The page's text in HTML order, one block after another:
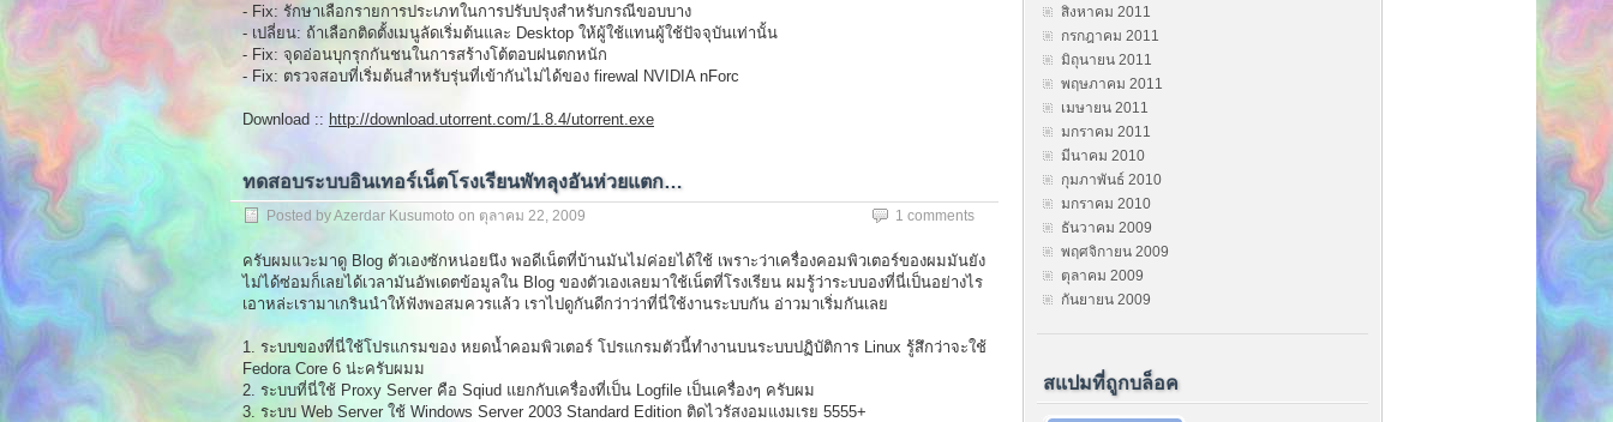
- Fix: รักษาเลือกรายการประเภทในการปรับปรุงสำหรับกรณีขอบบาง
- เปลี่ยน: ถ้าเลือกติดตั้งเมนูลัดเริ่มต้นและ Desktop ให้ผู้ใช้แทนผู้ใช้ปัจจุบันเท่านั้น
- Fix: จุดอ่อนบุกรุกกันชนในการสร้างโต้ตอบฝนตกหนัก
- Fix: ตรวจสอบที่เริ่มต้นสำหรับรุ่นที่เข้ากันไม่ได้ของ firewal NVIDIA nForc
Download :: http://download.utorrent.com/1.8.4/utorrent.exe
ทดสอบระบบอินเทอร์เน็ตโรงเรียนพัทลุงอันห่วยแตก…
Posted by Azerdar Kusumoto on ตุลาคม 22, 2009 1 comments
ครับผมแวะมาดู Blog ตัวเองซักหน่อยนึง พอดีเน็ตที่บ้านมันไม่ค่อยได้ใช้ เพราะว่าเครื่องคอมพิวเตอร์ของผมมันยัง
ไม่ได้ซ่อมก็เลยได้เวลามันอัพเดตข้อมูลใน Blog ของตัวเองเลยมาใช้เน็ตที่โรงเรียน ผมรู้ว่าระบบองที่นี่เป็นอย่างไร
เอาหล่ะเรามาเกรินนำให้ฟังพอสมควรแล้ว เราไปดูกันดีกว่าว่าที่นี่ใช้งานระบบกัน อ่าวมาเริ่มกันเลย
1. ระบบของที่นี่ใช้โปรแกรมของ หยดน้ำคอมพิวเตอร์ โปรแกรมตัวนี้ทำงานบนระบบปฏิบัติการ Linux รู้สึกว่าจะใช้
Fedora Core 6 น่ะครับผมม
2. ระบบที่นี่ใช้ Proxy Server คือ Sqiud แยกกับเครื่องที่เป็น Logfile เป็นเครื่องๆ ครับผม
3. ระบบ Web Server ใช้ Windows Server 2003 Standard Edition ติดไวรัสงอมแงมเรย 5555+
สิงหาคม 2011
กรกฎาคม 2011
มิถุนายน 2011
พฤษภาคม 2011
เมษายน 2011
มกราคม 2011
มีนาคม 2010
กุมภาพันธ์ 2010
มกราคม 2010
ธันวาคม 2009
พฤศจิกายน 2009
ตุลาคม 2009
กันยายน 2009
สแปมที่ถูกบล็อค